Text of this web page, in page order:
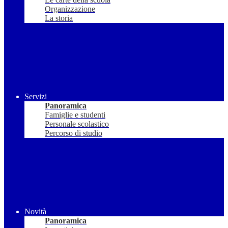
Organizzazione
La storia
Servizi
Panoramica
Famiglie e studenti
Personale scolastico
Percorso di studio
Novità
Panoramica